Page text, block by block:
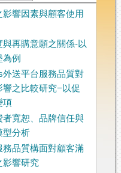
響因素與顧客使用
再購意願之關係-以
例
外送平台服務品質對
之比較研究−以促
項
寬恕、品牌信任與
型分析
品質構面對顧客滿
影響研究